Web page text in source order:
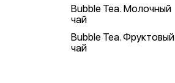
Bubble Tea. Молочный
чай
Bubble Tea. Фруктовый
чай